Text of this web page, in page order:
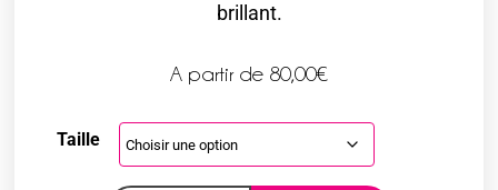
brillant.
A partir de 80,00€
Taille